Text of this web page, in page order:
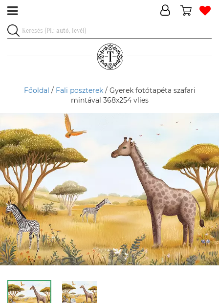
Főoldal / Fali poszterek/ Gyerek fotótapéta szafari
mintával 368x254 vlies